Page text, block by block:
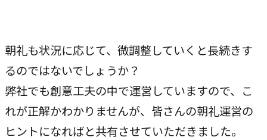
朝礼も状況に応じて、微調整していくと長続きす
るのではないでしょうか？
弊社でも創意工夫の中で運営していますので、こ
れが正解かわかりませんが、皆さんの朝礼運営の
ヒントになればと共有させていただきました。